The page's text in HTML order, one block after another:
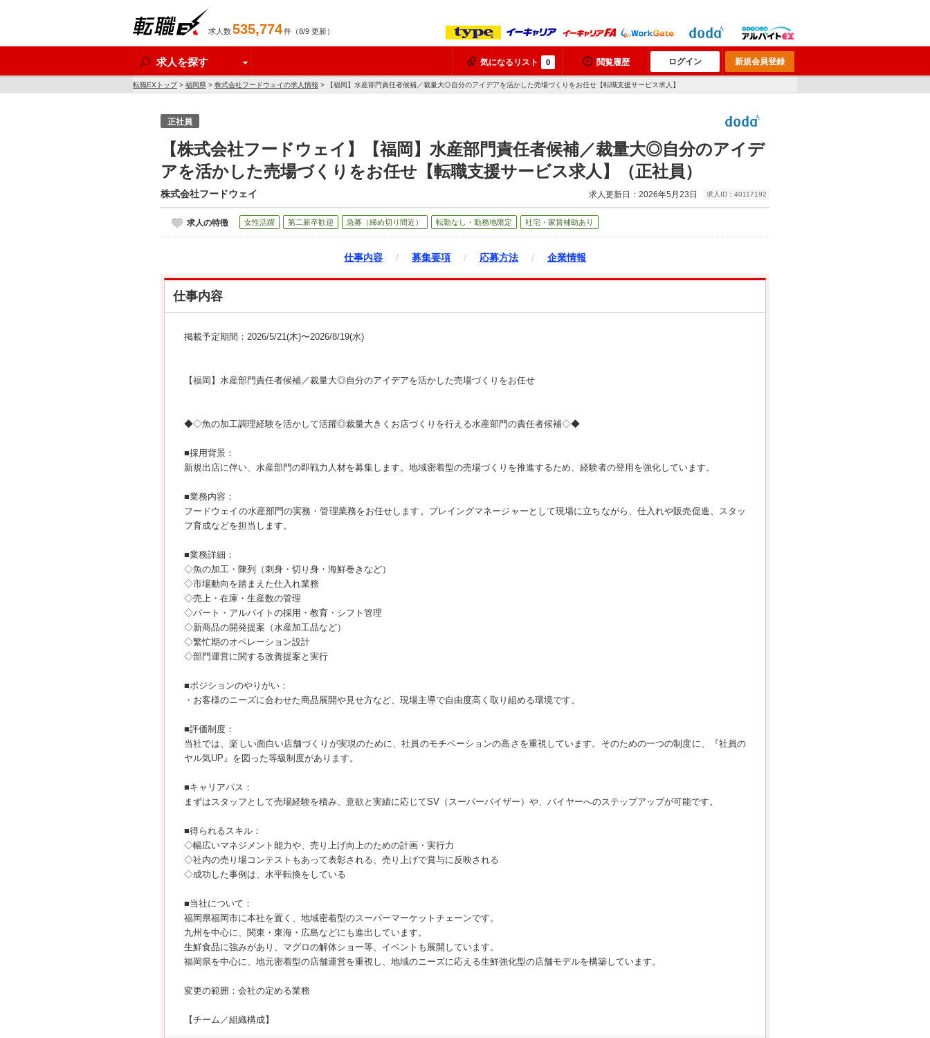
求人数535,774件（8/9 更新）
求人を探す 気になるリスト 0 閲覧履歴 ログイン 新規会員登録
転職EXトップ> 福岡県 > 株式会社フードウェイの求人情報 > 【福岡】水産部門責任者候補／裁量大◎自分のアイデアを活かした売場づくりをお任せ【転職支援サービス求人】
正社員
【株式会社フードウェイ】【福岡】水産部門責任者候補／裁量大◎自分のアイデ
アを活かした売場づくりをお任せ【転職支援サービス求人】（正社員）
株式会社フードウェイ 求人更新日：2026年5月23日 求人ID：40117192
求人の特徴 女性活躍 第二新卒歓迎 急募（締め切り間近） 転勤なし・勤務地限定 社宅・家賃補助あり
仕事内容 / 募集要項 / 応募方法 / 企業情報
仕事内容
掲載予定期間：2026/5/21(木)〜2026/8/19(水)
【福岡】水産部門責任者候補／裁量大◎自分のアイデアを活かした売場づくりをお任せ
◆◇魚の加工調理経験を活かして活躍◎裁量大きくお店づくりを行える水産部門の責任者候補◇◆
■採用背景：
新規出店に伴い、水産部門の即戦力人材を募集します。地域密着型の売場づくりを推進するため、経験者の登用を強化しています。
■業務内容：
フードウェイの水産部門の実務・管理業務をお任せします。プレイングマネージャーとして現場に立ちながら、仕入れや販売促進、スタッ
フ育成などを担当します。
■業務詳細：
◇魚の加工・陳列（刺身・切り身・海鮮巻きなど）
◇市場動向を踏まえた仕入れ業務
◇売上・在庫・生産数の管理
◇パート・アルバイトの採用・教育・シフト管理
◇新商品の開発提案（水産加工品など）
◇繁忙期のオペレーション設計
◇部門運営に関する改善提案と実行
■ポジションのやりがい：
・お客様のニーズに合わせた商品展開や見せ方など、現場主導で自由度高く取り組める環境です。
■評価制度：
当社では、楽しい面白い店舗づくりが実現のために、社員のモチベーションの高さを重視しています。そのための一つの制度に、『社員の
ヤル気UP』を図った等級制度があります。
■キャリアパス：
まずはスタッフとして売場経験を積み、意欲と実績に応じてSV（スーパーバイザー）や、バイヤーへのステップアップが可能です。
■得られるスキル：
◇幅広いマネジメント能力や、売り上げ向上のための計画・実行力
◇社内の売り場コンテストもあって表彰される、売り上げで賞与に反映される
◇成功した事例は、水平転換をしている
■当社について：
福岡県福岡市に本社を置く、地域密着型のスーパーマーケットチェーンです。
九州を中心に、関東・東海・広島などにも進出しています。
生鮮食品に強みがあり、マグロの解体ショー等、イベントも展開しています。
福岡県を中心に、地元密着型の店舗運営を重視し、地域のニーズに応える生鮮強化型の店舗モデルを構築しています。
変更の範囲：会社の定める業務
【チーム／組織構成】